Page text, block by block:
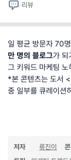
리뷰
일 평균 방문자 70
만 명의 블로그가 되
그 키워드 마케팅
*본 콘텐츠는 도서
중 일부를 큐레이션
저자 류진이